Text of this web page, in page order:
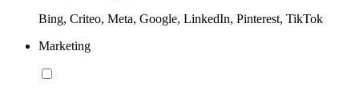
Bing, Criteo, Meta, Google, LinkedIn, Pinterest, TikTok
Marketing